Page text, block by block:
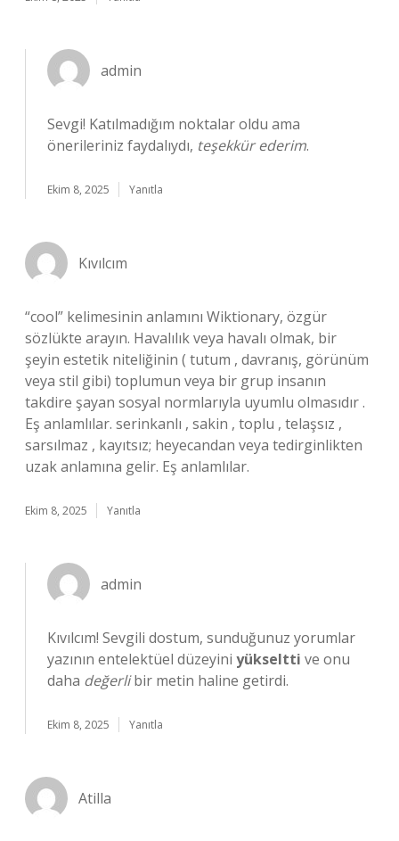
admin
Sevgi! Katılmadığım noktalar oldu ama
önerileriniz faydalıydı, teşekkür ederim.
Ekim 8, 2025 Yanıtla
Kıvılcım
“cool” kelimesinin anlamını Wiktionary, özgür
sözlükte arayın. Havalılık veya havalı olmak, bir
şeyin estetik niteliğinin ( tutum , davranış, görünüm
veya stil gibi) toplumun veya bir grup insanın
takdire şayan sosyal normlarıyla uyumlu olmasıdır .
Eş anlamlılar. serinkanlı , sakin , toplu , telaşsız ,
sarsılmaz , kayıtsız; heyecandan veya tedirginlikten
uzak anlamına gelir. Eş anlamlılar.
Ekim 8, 2025 Yanıtla
admin
Kıvılcım! Sevgili dostum, sunduğunuz yorumlar
yazının entelektüel düzeyini yükseltti ve onu
daha değerlibir metin haline getirdi.
Ekim 8, 2025 Yanıtla
Atilla